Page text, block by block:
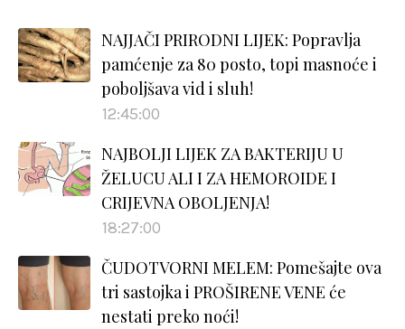
NAJJAČI PRIRODNI LIJEK: Popravlja
pamćenje za 80 posto, topi masnoće i
poboljšava vid i sluh!
12:45:00
NAJBOLJI LIJEK ZA BAKTERIJU U
ŽELUCU ALI I ZA HEMOROIDE I
CRIJEVNA OBOLJENJA!
18:27:00
ČUDOTVORNI MELEM: Pomešajte ova
tri sastojka i PROŠIRENE VENE će
nestati preko noći!